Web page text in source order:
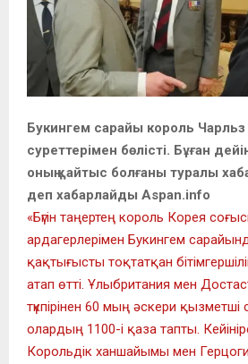
Букингем сарайы король Чарльз
суреттерімен бөлісті. Бұған
оның қайтыс болғаны туралы
деп хабарлайды Aspan.info
«Бүгін таңертең король Корея
ардагерлерімен Букингем
қақтығысты тоқтатқан
атап өтті. Ұлыбритания мен
түкпірінен 60 мың әскери
олардың 1100-і қаза тапты.
Корольдік ханшайымы мен